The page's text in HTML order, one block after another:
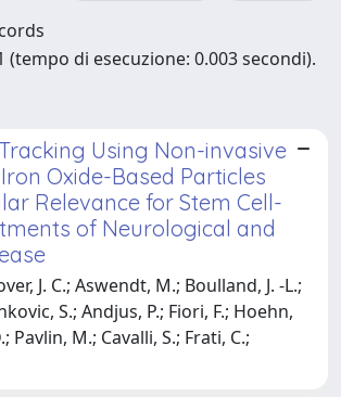
(tempo di esecuzione: 0.003 secondi).
Using Non-invasive
Oxide-Based Particles
Relevance for Stem Cell-
of Neurological and
J. C.; Aswendt, M.; Boulland, J. -L.;
S.; Andjus, P.; Fiori, F.; Hoehn,
Pavlin, M.; Cavalli, S.; Frati, C.;